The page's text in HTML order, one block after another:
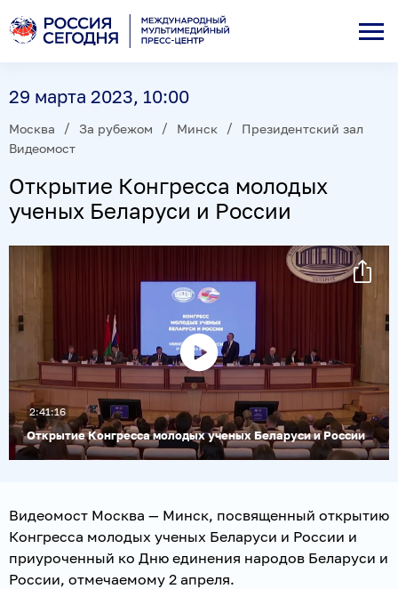
29 марта 2023, 10:00
Москва За рубежом Минск
Президентский зал
Видеомост
Открытие Конгресса молодых
ученых Беларуси и России
Воспроизвести
видео
Открытие Конгресса молодых ученых Беларуси и России
2:41:16
Видеомост Москва — Минск, посвященный открытию
Конгресса молодых ученых Беларуси и России и
приуроченный ко Дню единения народов Беларуси и
России, отмечаемому 2 апреля.